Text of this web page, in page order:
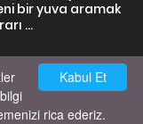
bir yuva aramak
...
Kabul Et
rica ederiz.